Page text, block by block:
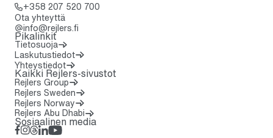
+358 207 520 700
Ota yhteyttä
info@rejlers.fi
Pikalinkit
Tietosuoja
Laskutustiedot
Yhteystiedot
Kaikki Rejlers-sivustot
Rejlers Group
Rejlers Sweden
Rejlers Norway
Rejlers Abu Dhabi
Sosiaalinen media
Facebook
Instagram
Threads
LinkedIn
YouTube